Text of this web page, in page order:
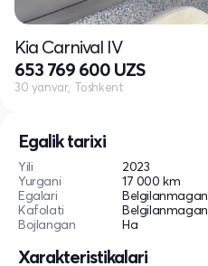
Egalik tarixi
Yili
2023
Yurgani
17 000 km
Egalari
Belgilanmagan
Kafolati
Belgilanmagan
Bojlangan
Ha
Xarakteristikalari
Kia Carnival IV
653 769 600 UZS
30 yanvar, Toshkent